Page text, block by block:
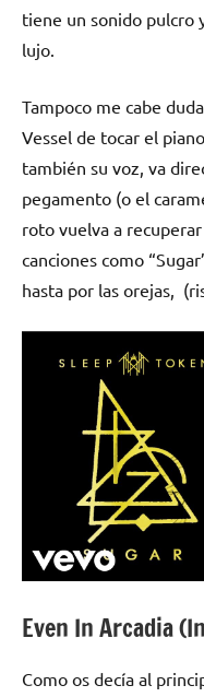
tiene un sonido pulcro
lujo.
Tampoco me cabe
Vessel de tocar el
también su voz, va
pegamento (o el
roto vuelva a
canciones como
hasta por las orejas,
Even In Arcadia
Como os decía al